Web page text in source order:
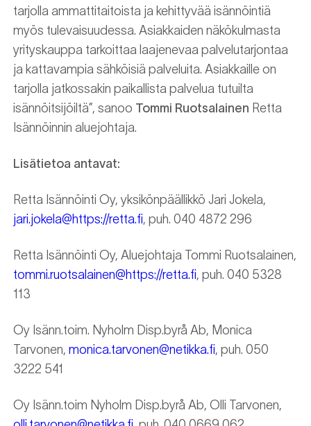
tarjolla ammattitaitoista ja kehittyvää isännöintiä
myös tulevaisuudessa. Asiakkaiden näkökulmasta
yrityskauppa tarkoittaa laajenevaa palvelutarjontaa
ja kattavampia sähköisiä palveluita. Asiakkaille on
tarjolla jatkossakin paikallista palvelua tutuilta
isännöitsijöiltä”, sanoo Tommi Ruotsalainen Retta
Isännöinnin aluejohtaja.
Lisätietoa antavat:
Retta Isännöinti Oy, yksikönpäällikkö Jari Jokela,
jari.jokela@https://retta.fi, puh. 040 4872 296
Retta Isännöinti Oy, Aluejohtaja Tommi Ruotsalainen,
tommi.ruotsalainen@https://retta.fi, puh. 040 5328
113
Oy Isänn.toim. Nyholm Disp.byrå Ab, Monica
Tarvonen, monica.tarvonen@netikka.fi, puh. 050
3222 541
Oy Isänn.toim Nyholm Disp.byrå Ab, Olli Tarvonen,